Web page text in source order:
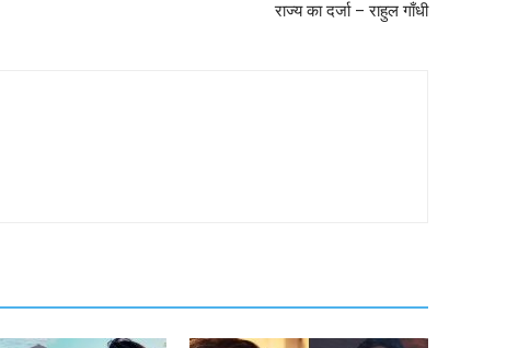
राज्य का दर्जा – राहुल गाँधी